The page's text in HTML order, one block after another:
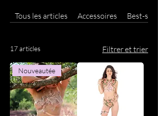
Tous les articles Accessoires Best-
17 articles Filtrer et trier
Nouveautée